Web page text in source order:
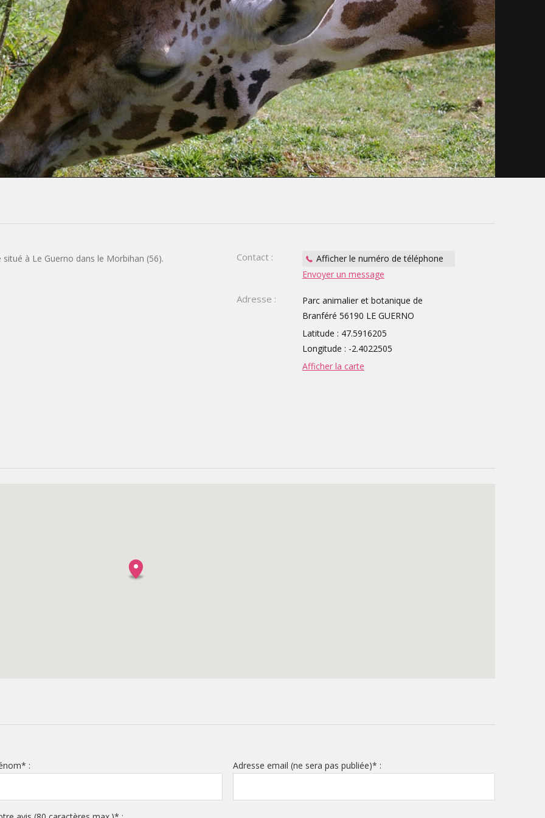
à Le Guerno dans le Morbihan (56). Contact :
Afficher le numéro de téléphone
Envoyer un message
Adresse :
Parc animalier et botanique de
Branféré 56190 LE GUERNO
Latitude : 47.5916205
Longitude : -2.4022505
Afficher la carte
* : Adresse email (ne sera pas publiée)* :